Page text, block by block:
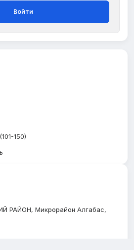
Войти
150)
РАЙОН, Микрорайон Алгабас,